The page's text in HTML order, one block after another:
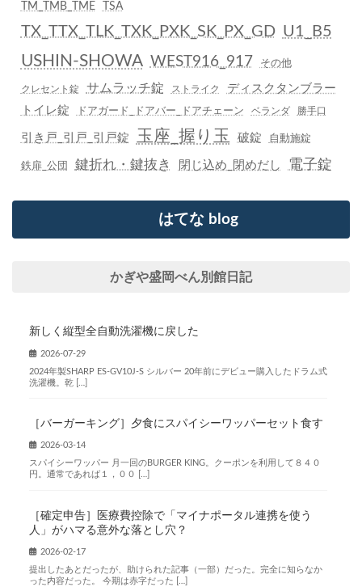
TM_TMB_TME
TSA
TX_TTX_TLK_TXK_PXK_SK_PX_GD U1_B5
USHIN-SHOWA WEST916_917 その他
クレセント錠 サムラッチ錠 ストライク
ディスクタンブラー
トイレ錠
ドアガード_ドアバー_ドアチェーン ベランダ 勝手口
引き戸_引戸_引戸錠 玉座_握り玉 破錠 自動施錠
鉄扉_公団 鍵折れ・鍵抜き 閉じ込め_閉めだし 電子錠
はてな blog
かぎや盛岡べん別館日記
新しく縦型全自動洗濯機に戻した
2026-07-29
2024年製SHARP ES-GV10J-S シルバー 20年前にデビュー購入したドラム式
洗濯機。乾 […]
［バーガーキング］夕食にスパイシーワッパーセット食す
2026-03-14
スパイシーワッパー 月一回のBURGER KING。クーポンを利用して８４０
円。通常であれば１，００ […]
［確定申告］医療費控除で「マイナポータル連携を使う
人」がハマる意外な落とし穴？
2026-02-17
提出したあとだったが、助けられた記事（一部）だった。完全に知らなか
った内容だった。 今期は赤字だった […]